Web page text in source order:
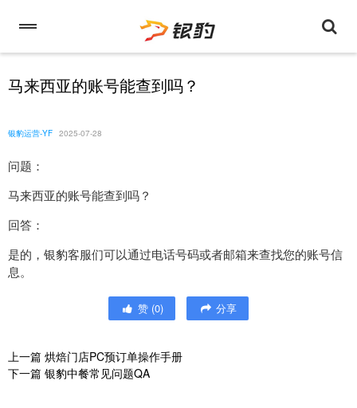
马来西亚的账号能查到吗？
银豹运营-YF 2025-07-28
问题：
马来西亚的账号能查到吗？
回答：
是的，银豹客服们可以通过电话号码或者邮箱来查找您的账号信
息。
赞 (0) 分享
上一篇 烘焙门店PC预订单操作手册
下一篇 银豹中餐常见问题QA